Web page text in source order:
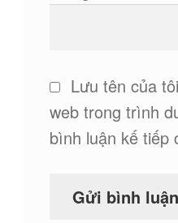
Lưu tên của
web trong trình
bình luận kế tiếp